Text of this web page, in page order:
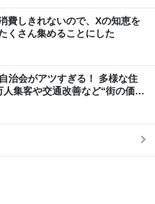
費しきれないので、Xの知恵を
くさん集めることにした
治会がアツすぎる！ 多様な住
集客や交通改善など“街の価値